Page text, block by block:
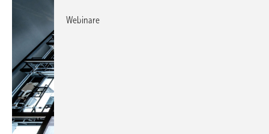
Webinare